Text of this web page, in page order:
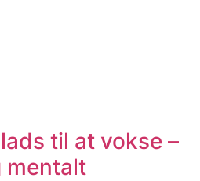
til at vokse –
mentalt